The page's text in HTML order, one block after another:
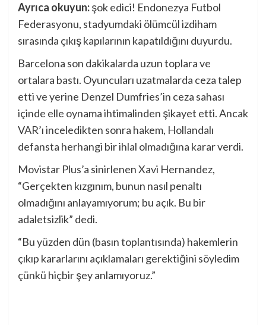
Ayrıca okuyun:şok edici! Endonezya Futbol
Federasyonu, stadyumdaki ölümcül izdiham
sırasında çıkış kapılarının kapatıldığını duyurdu.
Barcelona son dakikalarda uzun toplara ve
ortalara bastı. Oyuncuları uzatmalarda ceza talep
etti ve yerine Denzel Dumfries’in ceza sahası
içinde elle oynama ihtimalinden şikayet etti. Ancak
VAR’ı inceledikten sonra hakem, Hollandalı
defansta herhangi bir ihlal olmadığına karar verdi.
Movistar Plus’a sinirlenen Xavi Hernandez,
“Gerçekten kızgınım, bunun nasıl penaltı
olmadığını anlayamıyorum; bu açık. Bu bir
adaletsizlik” dedi.
“Bu yüzden dün (basın toplantısında) hakemlerin
çıkıp kararlarını açıklamaları gerektiğini söyledim
çünkü hiçbir şey anlamıyoruz.”